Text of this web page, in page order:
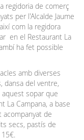
regidoria de comerç
per l'Alcalde Jaume
com la regidora
en el Restaurant La
ha fet possible
amb diverses
dansa del ventre,
aquest sopar que
La Campana, a base
de
secs, pastís de